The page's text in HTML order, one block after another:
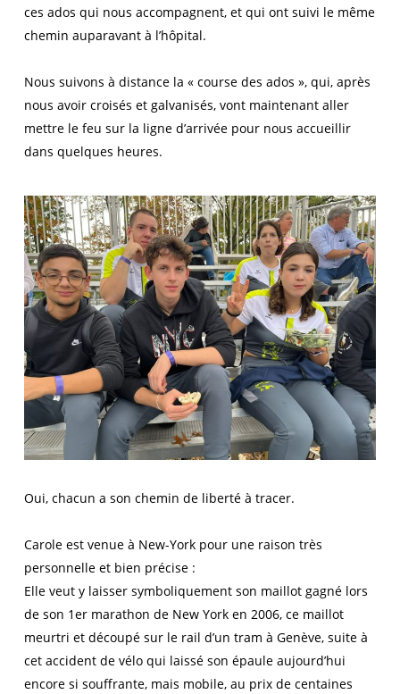
ces ados qui nous accompagnent, et qui ont suivi le même
chemin auparavant à l’hôpital.
Nous suivons à distance la « course des ados », qui, après
nous avoir croisés et galvanisés, vont maintenant aller
mettre le feu sur la ligne d’arrivée pour nous accueillir
dans quelques heures.
Oui, chacun a son chemin de liberté à tracer.
Carole est venue à New-York pour une raison très
personnelle et bien précise :
Elle veut y laisser symboliquement son maillot gagné lors
de son 1er marathon de New York en 2006, ce maillot
meurtri et découpé sur le rail d’un tram à Genève, suite à
cet accident de vélo qui laissé son épaule aujourd’hui
encore si souffrante, mais mobile, au prix de centaines